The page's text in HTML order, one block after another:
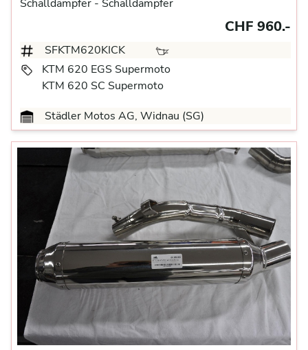
Schalldämpfer - Schalldämpfer
CHF 960.-
SFKTM620KICK
KTM 620 EGS Supermoto
KTM 620 SC Supermoto
Städler Motos AG, Widnau (SG)